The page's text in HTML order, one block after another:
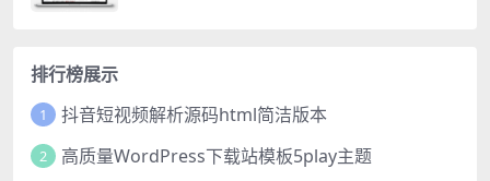
排行榜展示
1 抖音短视频解析源码html简洁版本
2 高质量WordPress下载站模板5play主题